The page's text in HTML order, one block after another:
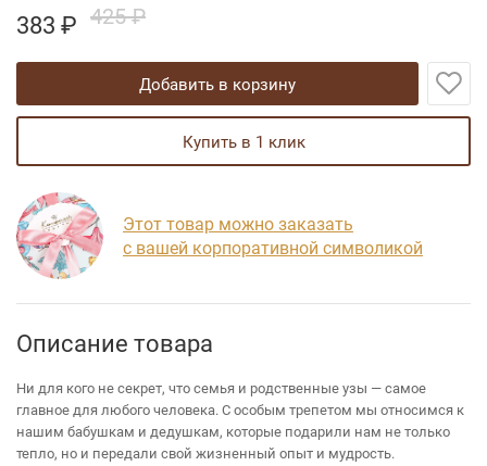
383 ₽ 425 ₽
добавить в корзину
купить в 1 клик
Этот товар можно заказать
с вашей корпоративной символикой
Описание товара
Ни для кого не секрет, что семья и родственные узы — самое
главное для любого человека. С особым трепетом мы относимся к
нашим бабушкам и дедушкам, которые подарили нам не только
тепло, но и передали свой жизненный опыт и мудрость.